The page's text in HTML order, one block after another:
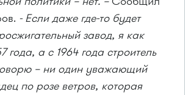
- Если даже где-то будет
завод, я как
года, а с 1964 года строитель
– ни один уважающий
по розе ветров, которая